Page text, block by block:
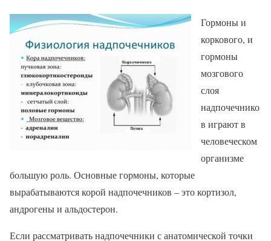
Гормоны и
коркового, и
гормоны
мозгового
слоя
надпочечнико
в играют в
человеческом
организме
большую роль. Основные гормоны, которые
вырабатываются корой надпочечников – это кортизол,
андрогены и альдостерон.
Если рассматривать надпочечники с анатомической точки